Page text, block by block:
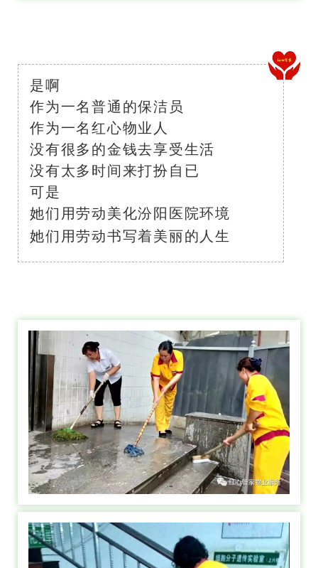
是啊
作为一名普通的保洁员
作为一名红心物业人
没有很多的金钱去享受生活
没有太多时间来打扮自已
可是
她们用劳动美化汾阳医院环境
她们用劳动书写着美丽的人生